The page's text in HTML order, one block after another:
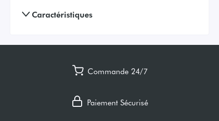
Caractéristiques
Commande 24/7
Paiement Sécurisé